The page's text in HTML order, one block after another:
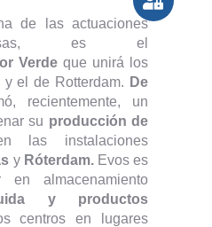
de las actuaciones
es el
Verde que unirá los
el de Rotterdam. De
recientemente, un
su producción de
las instalaciones
y Róterdam.Evos es
almacenamiento
y productos
centros en lugares